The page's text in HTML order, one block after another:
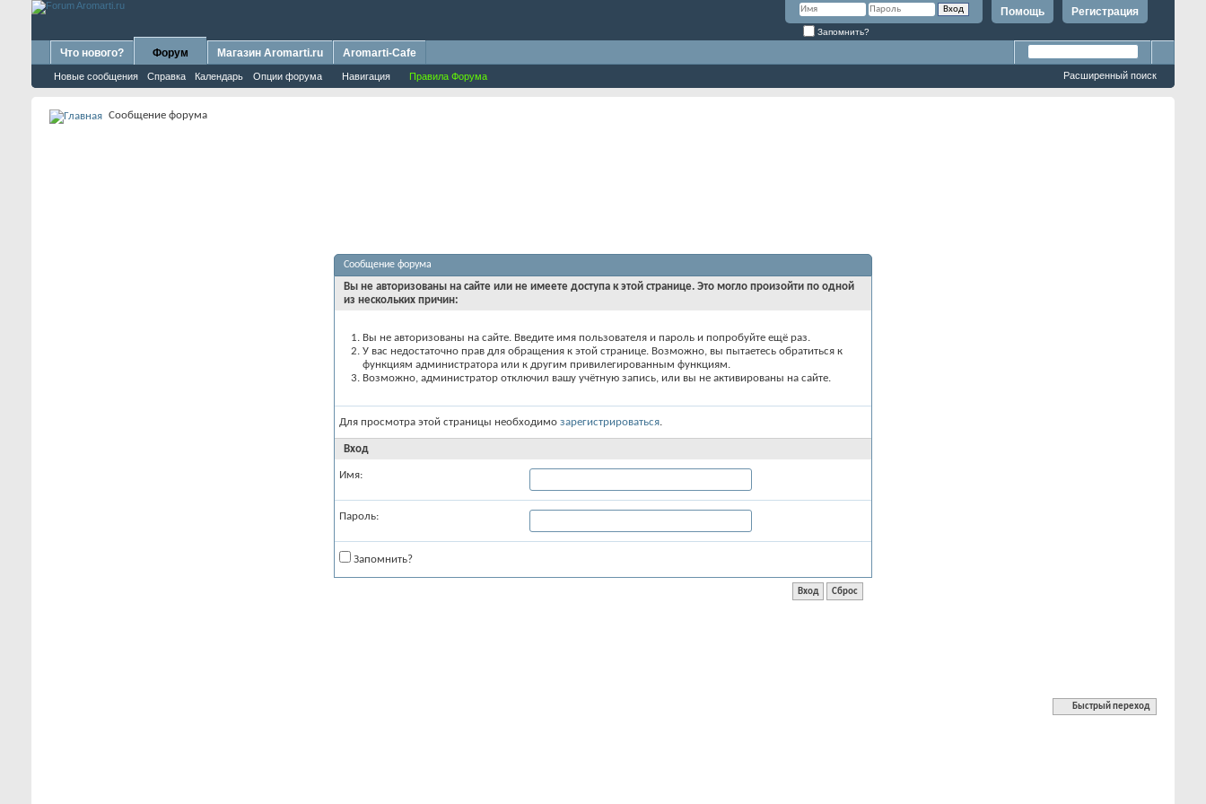
Регистрация
Помощь
Запомнить?
Что нового? Форум
Новые сообщения Справка Календарь Опции форума Навигация Правила Форума
Магазин Aromarti.ru Aromarti-Cafe
Расширенный поиск
Сообщение форума
Сообщение форума
Вы не авторизованы на сайте или не имеете доступа к этой странице. Это могло произойти по одной
из нескольких причин:
Вы не авторизованы на сайте. Введите имя пользователя и пароль и попробуйте ещё раз.
У вас недостаточно прав для обращения к этой странице. Возможно, вы пытаетесь обратиться к
функциям администратора или к другим привилегированным функциям.
Возможно, администратор отключил вашу учётную запись, или вы не активированы на сайте.
Для просмотра этой страницы необходимо зарегистрироваться.
Вход
Имя:
Пароль:
Запомнить?
Быстрый переход